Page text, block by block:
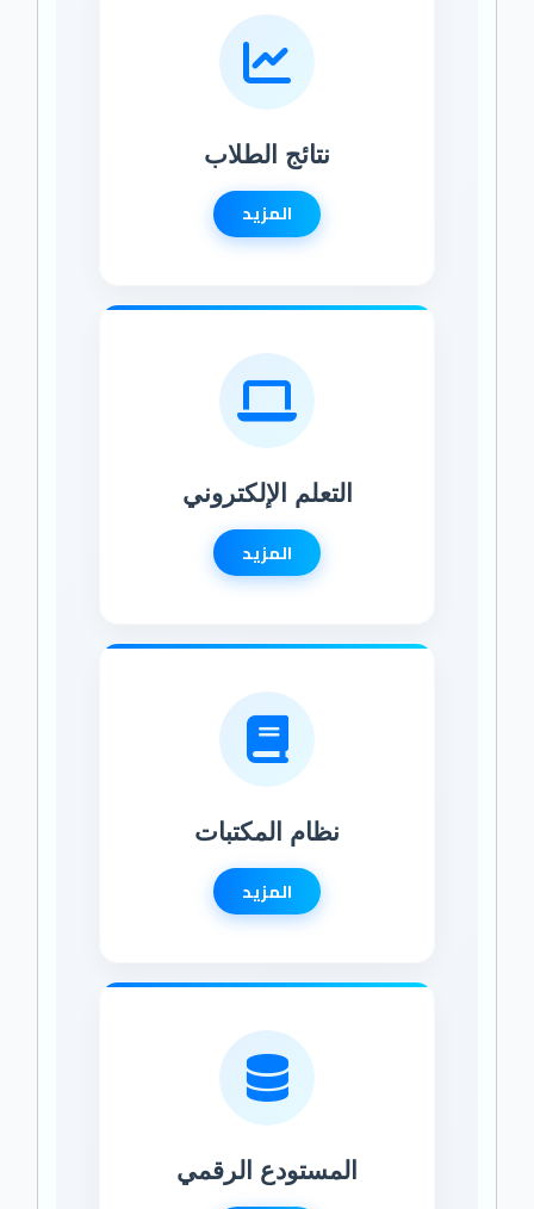
نتائج الطلاب
المزيد
التعلم الإلكتروني
المزيد
نظام المكتبات
المزيد
المستودع الرقمي